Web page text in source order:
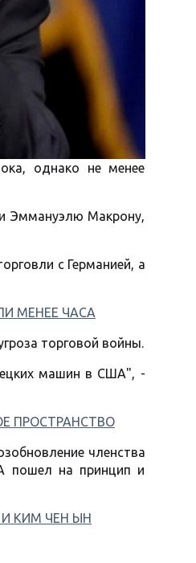
однако не менее
Эммануэлю Макрону,
с Германией, а
МЕНЕЕ ЧАСА
торговой войны.
машин в США", -
ПРОСТРАНСТВО
членства
пошел на принцип и
КИМ ЧЕН ЫН